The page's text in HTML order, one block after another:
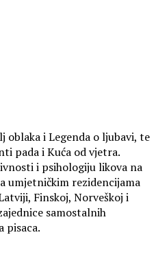
i Legenda o ljubavi, te
pada i Kuća od vjetra.
i psihologiju likova na
umjetničkim rezidencijama
Finskoj, Norveškoj i
samostalnih
pisaca.